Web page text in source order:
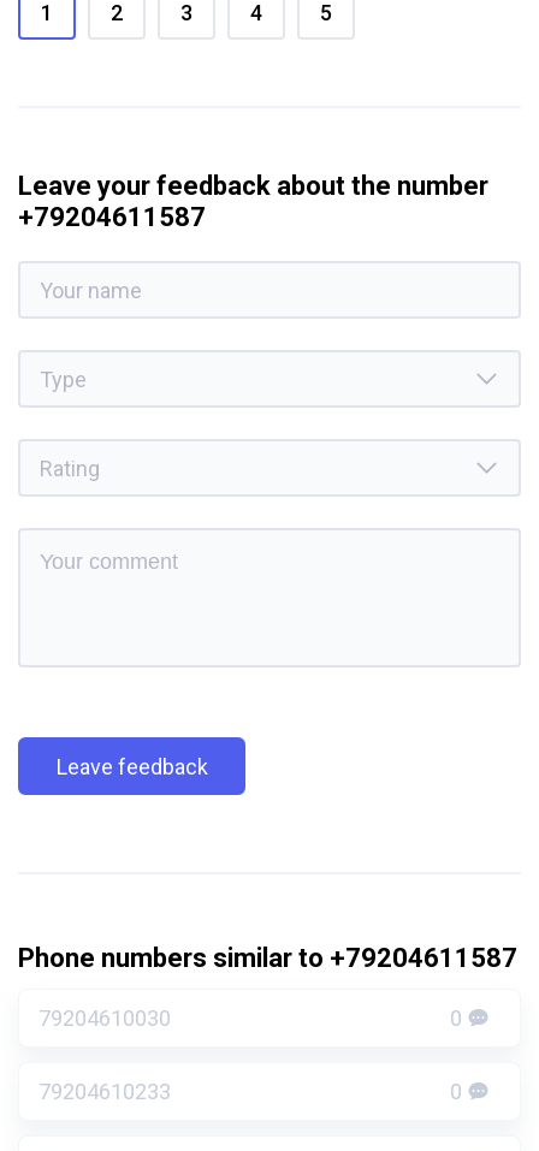
1 2 3 4 5
Leave your feedback about the number
+79204611587
Leave feedback
Phone numbers similar to +79204611587
79204610030 0
79204610233 0